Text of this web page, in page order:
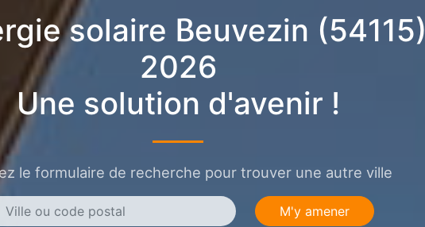
solaire Beuvezin (54115)
2026
Une solution d'avenir !
le formulaire de recherche pour trouver une autre ville
M'y amener